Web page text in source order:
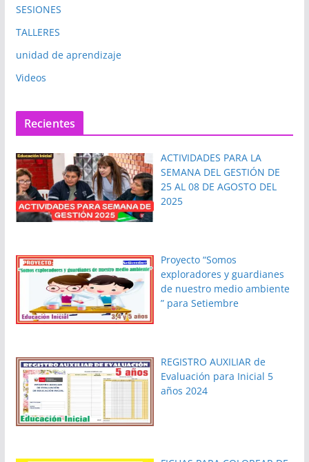
SESIONES
TALLERES
unidad de aprendizaje
Videos
Recientes
ACTIVIDADES PARA LA
SEMANA DEL GESTIÓN DE
25 AL 08 DE AGOSTO DEL
2025
Proyecto “Somos
exploradores y guardianes
de nuestro medio ambiente
” para Setiembre
REGISTRO AUXILIAR de
Evaluación para Inicial 5
años 2024